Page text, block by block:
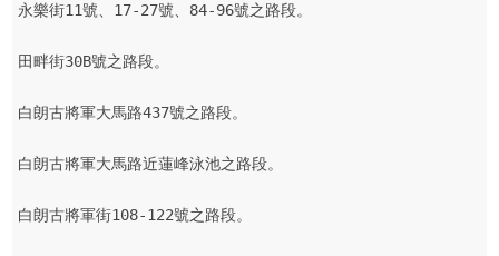
永樂街11號、17-27號、84-96號之路段。
田畔街30B號之路段。
白朗古將軍大馬路437號之路段。
白朗古將軍大馬路近蓮峰泳池之路段。
白朗古將軍街108-122號之路段。